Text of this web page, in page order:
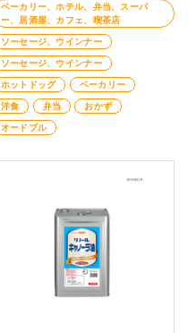
ベーカリー、ホテル、弁当、スーパ
ー、居酒屋、カフェ、喫茶店
ソーセージ、ウインナー
ソーセージ、ウインナー
ホットドッグ
ベーカリー
洋食
弁当
おかず
オードブル